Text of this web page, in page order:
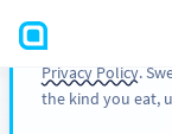
Scroll
You can also find
analytic activities
Privacy Policy.
the kind you eat,